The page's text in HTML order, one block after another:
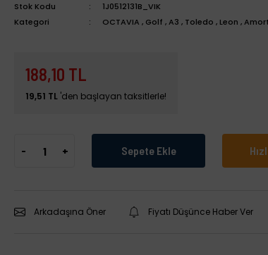
Stok Kodu
1J0512131B_VIK
Kategori
OCTAVIA , Golf ,A3 , Toledo , Leon ,
188,10 TL
19,51 TL 'den başlayan taksitlerle!
- + Sepete Ekle
Arkadaşına Öner Fiyatı Düşünce Haber Ver